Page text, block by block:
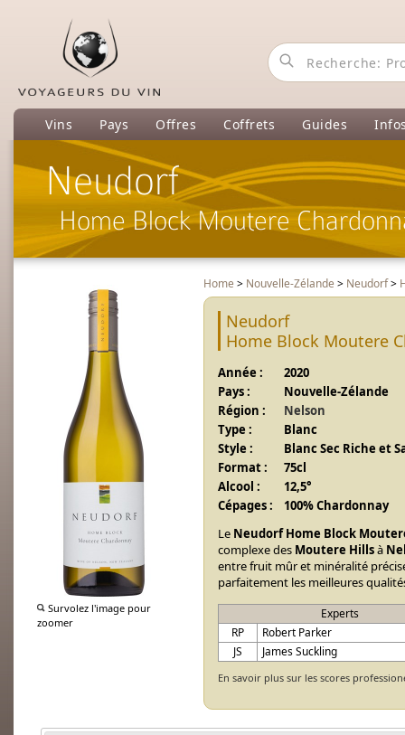
Vins Pays Offres Coffrets Guides
Neudorf
Home Block Moutere
Survolez l'image pour
zoomer
Home > Nouvelle-Zélande > Neudorf>
Neudorf
Home Block Moutere
Année :
2020
Pays :
Nouvelle-Zélande
Région :
Nelson
Type :
Blanc
Style :
Blanc Sec Riche et
Format :
75cl
Alcool :
12,5°
Cépages :
100% Chardonnay
Le Neudorf Home Block
complexe des Moutere Hillsà
entre fruit mûr et minéralité
parfaitement les meilleures
Experts
RP
Robert Parker
JS
James Suckling
En savoir plus sur les scores